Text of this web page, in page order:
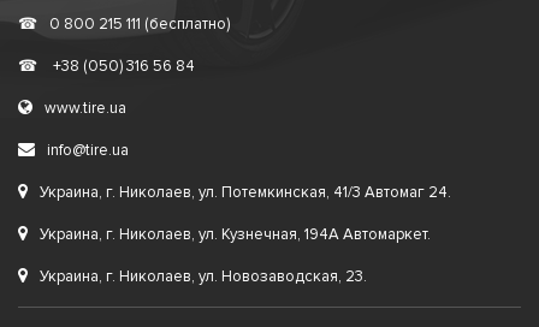
☎ 0 800 215 111 (бесплатно)
☎ +38 (050) 316 56 84
www.tire.ua
info@tire.ua
Украина, г. Николаев, ул. Потемкинская, 41/3 Автомаг 24.
Украина, г. Николаев, ул. Кузнечная, 194А Автомаркет.
Украина, г. Николаев, ул. Новозаводская, 23.